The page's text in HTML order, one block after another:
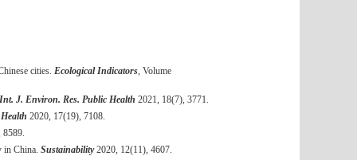
cities. Ecological Indicators, Volume
Int. J. Environ. Res. Public Health 2021, 18(7), 3771.
2020, 17(19), 7108.
8589.
in China. Sustainability2020, 12(11), 4607.